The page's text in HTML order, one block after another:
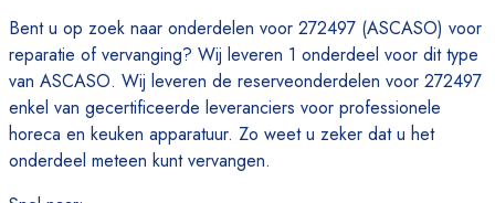
Bent u op zoek naar onderdelen voor 272497 (ASCASO) voor
reparatie of vervanging? Wij leveren 1 onderdeel voor dit type
van ASCASO. Wij leveren de reserveonderdelen voor 272497
enkel van gecertificeerde leveranciers voor professionele
horeca en keuken apparatuur. Zo weet u zeker dat u het
onderdeel meteen kunt vervangen.